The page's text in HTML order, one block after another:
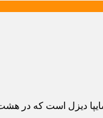
دیزل است که در